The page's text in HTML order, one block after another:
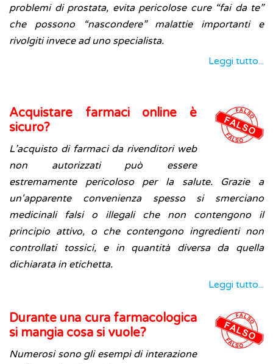
problemi di prostata, evita pericolose cure “fai da te”
che possono “nascondere” malattie importanti e
rivolgiti invece ad uno specialista.
Leggi tutto...
Acquistare farmaci online è
sicuro?
L’acquisto di farmaci da rivenditori web
non autorizzati può essere
estremamente pericoloso per la salute. Grazie a
un'apparente convenienza spesso si smerciano
medicinali falsi o illegali che non contengono il
principio attivo, o che contengono ingredienti non
controllati tossici, e in quantità diversa da quella
dichiarata in etichetta.
Leggi tutto...
Durante una cura farmacologica
si mangia cosa si vuole?
Numerosi sono gli esempi di interazione